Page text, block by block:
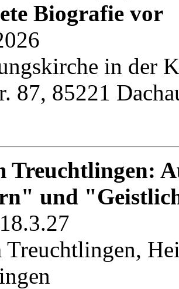
Biografie vor
in der
87, 85221
Treuchtlingen:
und
Treuchtlingen,